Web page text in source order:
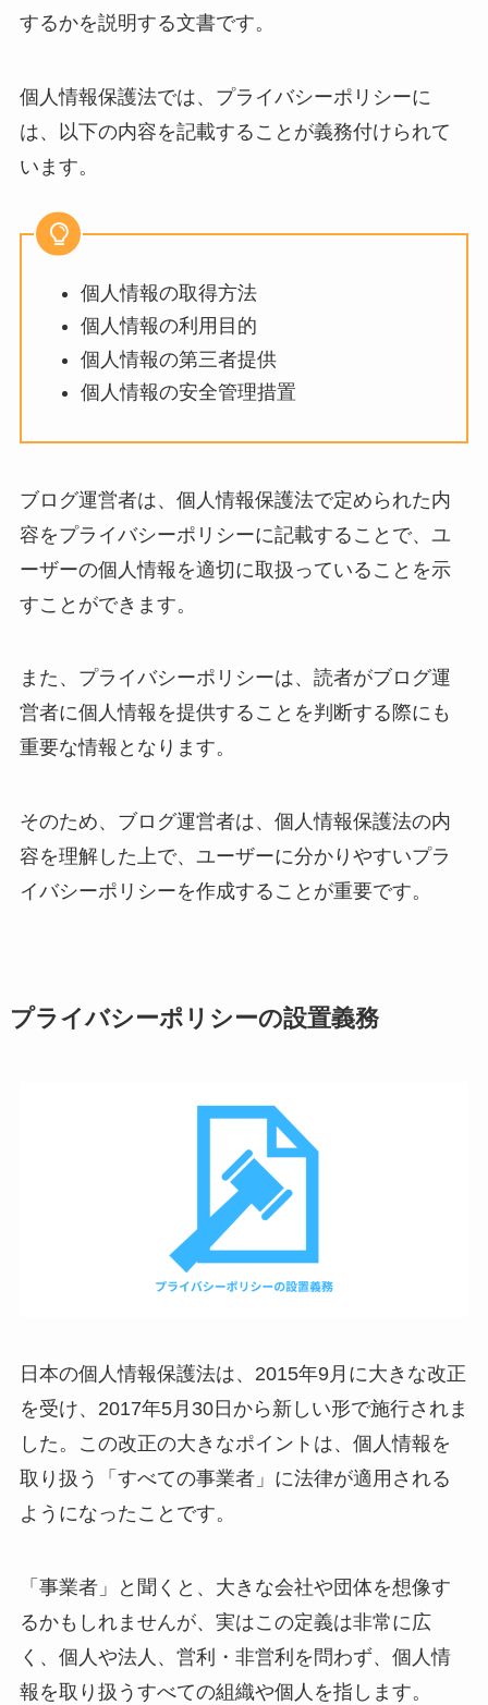
するかを説明する文書です。
個人情報保護法では、プライバシーポリシーに
は、以下の内容を記載することが義務付けられて
います。
個人情報の取得方法
個人情報の利用目的
個人情報の第三者提供
個人情報の安全管理措置
ブログ運営者は、個人情報保護法で定められた内
容をプライバシーポリシーに記載することで、ユ
ーザーの個人情報を適切に取扱っていることを示
すことができます。
また、プライバシーポリシーは、読者がブログ運
営者に個人情報を提供することを判断する際にも
重要な情報となります。
そのため、ブログ運営者は、個人情報保護法の内
容を理解した上で、ユーザーに分かりやすいプラ
イバシーポリシーを作成することが重要です。
プライバシーポリシーの設置義務
日本の個人情報保護法は、2015年9月に大きな改正
を受け、2017年5月30日から新しい形で施行されま
した。この改正の大きなポイントは、個人情報を
取り扱う「すべての事業者」に法律が適用される
ようになったことです。
「事業者」と聞くと、大きな会社や団体を想像す
るかもしれませんが、実はこの定義は非常に広
く、個人や法人、営利・非営利を問わず、個人情
報を取り扱うすべての組織や個人を指します。